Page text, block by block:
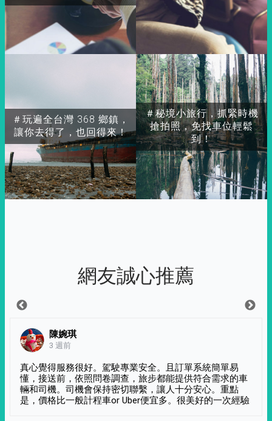
＃玩遍全台灣 368 鄉鎮，
讓你去得了，也回得來！
＃秘境小旅行，抓緊時機
搶拍照，免找車位輕鬆
到！
網友誠心推薦
陳婉琪
3 週前
真心覺得服務很好。駕駛專業安全。且訂單系統簡單易
懂，接送前，依照問卷調查，旅步都能提供符合需求的車
輛和司機。司機會保持密切聯繫，讓人十分安心。重點
是，價格比一般計程車or Uber便宜多。很美好的一次經驗